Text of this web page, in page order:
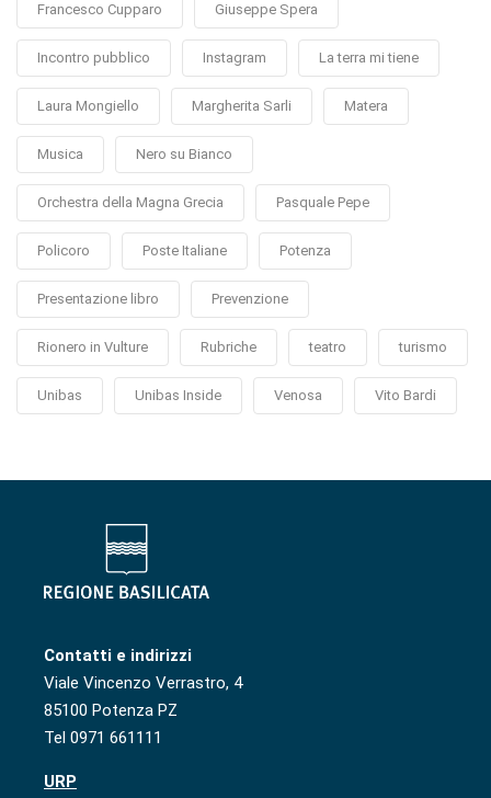
Francesco Cupparo Giuseppe Spera
Incontro pubblico Instagram La terra mi tiene
Laura Mongiello Margherita Sarli Matera
Musica Nero su Bianco
Orchestra della Magna Grecia Pasquale Pepe
Policoro Poste Italiane Potenza
Presentazione libro Prevenzione
Rionero in Vulture Rubriche teatro turismo
Unibas Unibas Inside Venosa Vito Bardi
Contatti e indirizzi
Viale Vincenzo Verrastro, 4
85100 Potenza PZ
Tel 0971 661111
URP